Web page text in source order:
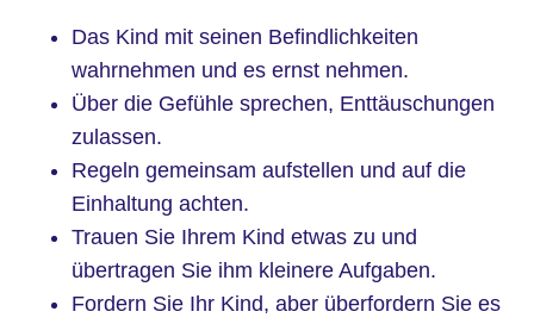
Das Kind mit seinen Befindlichkeiten
wahrnehmen und es ernst nehmen.
Über die Gefühle sprechen, Enttäuschungen
zulassen.
Regeln gemeinsam aufstellen und auf die
Einhaltung achten.
Trauen Sie Ihrem Kind etwas zu und
übertragen Sie ihm kleinere Aufgaben.
Fordern Sie Ihr Kind, aber überfordern Sie es